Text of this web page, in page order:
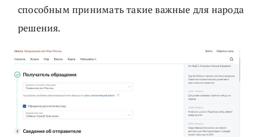
способным принимать такие важные для народа
решения.